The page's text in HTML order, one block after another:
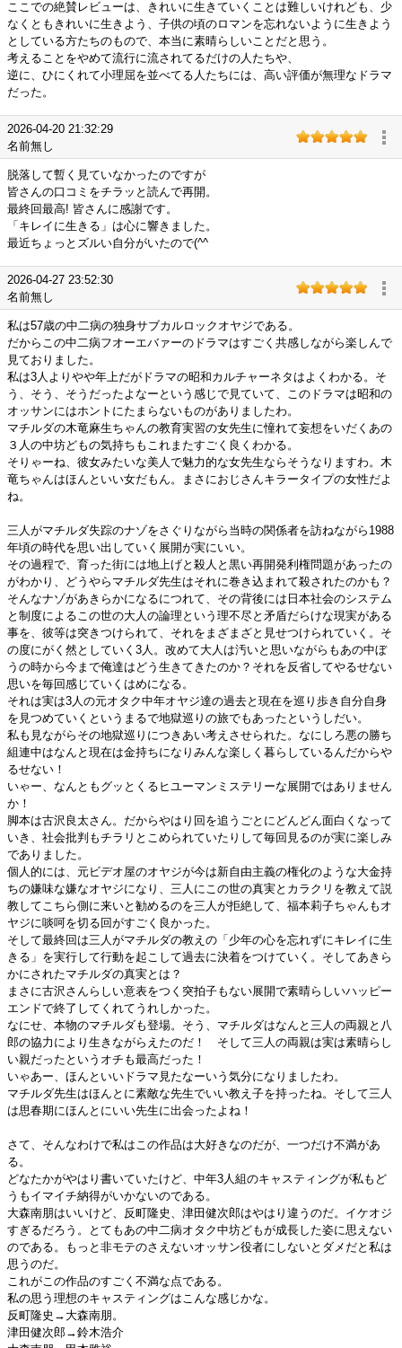
ここでの絶賛レビューは、きれいに生きていくことは難しいけれども、少
なくともきれいに生きよう、子供の頃のロマンを忘れないように生きよう
としている方たちのもので、本当に素晴らしいことだと思う。
考えることをやめて流行に流されてるだけの人たちや、
逆に、ひにくれて小理屈を並べてる人たちには、高い評価が無理なドラマ
だった。
2026-04-20 21:32:29
名前無し
脱落して暫く見ていなかったのですが
皆さんの口コミをチラッと読んで再開。
最終回最高! 皆さんに感謝です。
「キレイに生きる」は心に響きました。
最近ちょっとズルい自分がいたので(^^ゞ
2026-04-27 23:52:30
名前無し
私は57歳の中二病の独身サブカルロックオヤジである。
だからこの中二病フオーエバァーのドラマはすごく共感しながら楽しんで
見ておりました。
私は3人よりやや年上だがドラマの昭和カルチャーネタはよくわかる。そ
う、そう、そうだったよなーという感じで見ていて、このドラマは昭和の
オッサンにはホントにたまらないものがありましたわ。
マチルダの木竜麻生ちゃんの教育実習の女先生に憧れて妄想をいだくあの
３人の中坊どもの気持ちもこれまたすごく良くわかる。
そりゃーね、彼女みたいな美人で魅力的な女先生ならそうなりますわ。木
竜ちゃんはほんといい女だもん。まさにおじさんキラータイプの女性だよ
ね。
三人がマチルダ失踪のナゾをさぐりながら当時の関係者を訪ねながら1988
年頃の時代を思い出していく展開が実にいい。
その過程で、育った街には地上げと殺人と黒い再開発利権問題があったの
がわかり、どうやらマチルダ先生はそれに巻き込まれて殺されたのかも？
そんなナゾがあきらかになるにつれて、その背後には日本社会のシステム
と制度によるこの世の大人の論理という理不尽と矛盾だらけな現実がある
事を、彼等は突きつけられて、それをまざまざと見せつけられていく。そ
の度にがく然としていく3人。改めて大人は汚いと思いながらもあの中ぼ
うの時から今まで俺達はどう生きてきたのか？それを反省してやるせない
思いを毎回感じていくはめになる。
それは実は3人の元オタク中年オヤジ達の過去と現在を巡り歩き自分自身
を見つめていくというまるで地獄巡りの旅でもあったというしだい。
私も見ながらその地獄巡りにつきあい考えさせられた。なにしろ悪の勝ち
組連中はなんと現在は金持ちになりみんな楽しく暮らしているんだからや
るせない！
いゃー、なんともグッとくるヒユーマンミステリーな展開ではありません
か！
脚本は古沢良太さん。だからやはり回を追うごとにどんどん面白くなって
いき、社会批判もチラリとこめられていたりして毎回見るのが実に楽しみ
でありました。
個人的には、元ビデオ屋のオヤジが今は新自由主義の権化のような大金持
ちの嫌味な嫌なオヤジになり、三人にこの世の真実とカラクリを教えて説
教してこちら側に来いと勧めるのを三人が拒絶して、福本莉子ちゃんもオ
ヤジに啖呵を切る回がすごく良かった。
そして最終回は三人がマチルダの教えの「少年の心を忘れずにキレイに生
きる」を実行して行動を起こして過去に決着をつけていく。そしてあきら
かにされたマチルダの真実とは？
まさに古沢さんらしい意表をつく突拍子もない展開で素晴らしいハッピー
エンドで終了してくれてうれしかった。
なにせ、本物のマチルダも登場。そう、マチルダはなんと三人の両親と八
郎の協力により生きながらえたのだ！ そして三人の両親は実は素晴らし
い親だったというオチも最高だった！
いゃあー、ほんといいドラマ見たなーいう気分になりましたわ。
マチルダ先生はほんとに素敵な先生でいい教え子を持ったね。そして三人
は思春期にほんとにいい先生に出会ったよね！
さて、そんなわけで私はこの作品は大好きなのだが、一つだけ不満があ
る。
どなたかがやはり書いていたけど、中年3人組のキャスティングが私もど
うもイマイチ納得がいかないのである。
大森南朋はいいけど、反町隆史、津田健次郎はやはり違うのだ。イケオジ
すぎるだろう。とてもあの中二病オタク中坊どもが成長した姿に思えない
のである。もっと非モテのさえないオッサン役者にしないとダメだと私は
思うのだ。
これがこの作品のすごく不満な点である。
私の思う理想のキャスティングはこんな感じかな。
反町隆史→大森南朋。
津田健次郎→鈴木浩介